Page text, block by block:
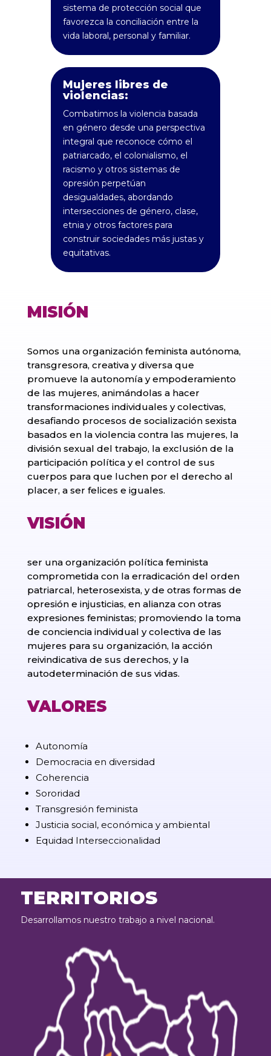
sistema de protección social que
favorezca la conciliación entre la
vida laboral, personal y familiar.
Mujeres libres de
violencias:
Combatimos la violencia basada
en género desde una perspectiva
integral que reconoce cómo el
patriarcado, el colonialismo, el
racismo y otros sistemas de
opresión perpetúan
desigualdades, abordando
intersecciones de género, clase,
etnia y otros factores para
construir sociedades más justas y
equitativas.
MISIÓN
Somos una organización feminista autónoma,
transgresora, creativa y diversa que
promueve la autonomía y empoderamiento
de las mujeres, animándolas a hacer
transformaciones individuales y colectivas,
desafiando procesos de socialización sexista
basados en la violencia contra las mujeres, la
división sexual del trabajo, la exclusión de la
participación política y el control de sus
cuerpos para que luchen por el derecho al
placer, a ser felices e iguales.
VISIÓN
ser una organización política feminista
comprometida con la erradicación del orden
patriarcal, heterosexista, y de otras formas de
opresión e injusticias, en alianza con otras
expresiones feministas; promoviendo la toma
de conciencia individual y colectiva de las
mujeres para su organización, la acción
reivindicativa de sus derechos, y la
autodeterminación de sus vidas.
VALORES
Autonomía
Democracia en diversidad
Coherencia
Sororidad
Transgresión feminista
Justicia social, económica y ambiental
Equidad Interseccionalidad
TERRITORIOS
Desarrollamos nuestro trabajo a nivel nacional.